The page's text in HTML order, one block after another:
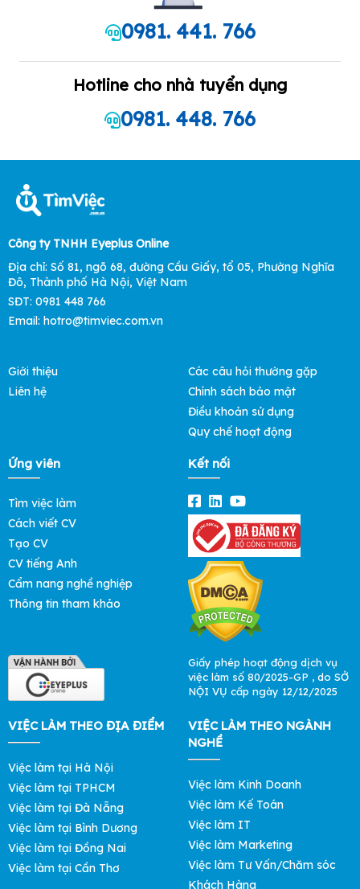
0981. 441. 766
Hotline cho nhà tuyển dụng
0981. 448. 766
Công ty TNHH Eyeplus Online
Địa chỉ: Số 81, ngõ 68, đường Cầu Giấy, tổ 05, Phường Nghĩa
Đô, Thành phố Hà Nội, Việt Nam
SĐT: 0981 448 766
Email: hotro@timviec.com.vn
Giới thiệu
Liên hệ
Các câu hỏi thường gặp
Chính sách bảo mật
Điều khoản sử dụng
Quy chế hoạt động
Ứng viên
Tìm việc làm
Cách viết CV
Tạo CV
CV tiếng Anh
Cẩm nang nghề nghiệp
Thông tin tham khảo
Kết nối
Giấy phép hoạt động dịch vụ
việc làm số 80/2025-GP , do SỞ
NỘI VỤ cấp ngày 12/12/2025
VIỆC LÀM THEO ĐỊA ĐIỂM
Việc làm tại Hà Nội
Việc làm tại TPHCM
Việc làm tại Đà Nẵng
Việc làm tại Bình Dương
Việc làm tại Đồng Nai
Việc làm tại Cần Thơ
VIỆC LÀM THEO NGÀNH
NGHỀ
Việc làm Kinh Doanh
Việc làm Kế Toán
Việc làm IT
Việc làm Marketing
Việc làm Tư Vấn/Chăm sóc
Khách Hàng